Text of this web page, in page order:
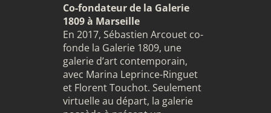
Co-fondateur de la Galerie
1809 à Marseille
En 2017, Sébastien Arcouet co-
fonde la Galerie 1809, une
galerie d’art contemporain,
avec Marina Leprince-Ringuet
et Florent Touchot. Seulement
virtuelle au départ, la galerie